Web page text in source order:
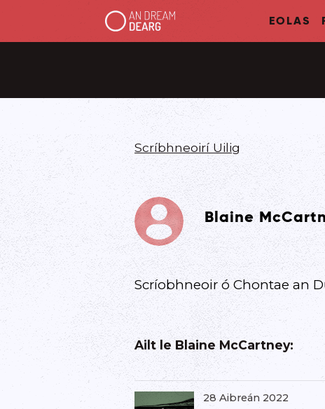
EOLAS
Scríbhneoirí Uilig
Blaine
Scríobhneoir ó Chontae an
Ailt le Blaine McCartney:
28 Aibreán 2022